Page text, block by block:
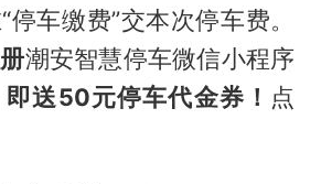
停车缴费”交本次停车费。
潮安智慧停车微信小程序
即送50元停车代金券！ 点